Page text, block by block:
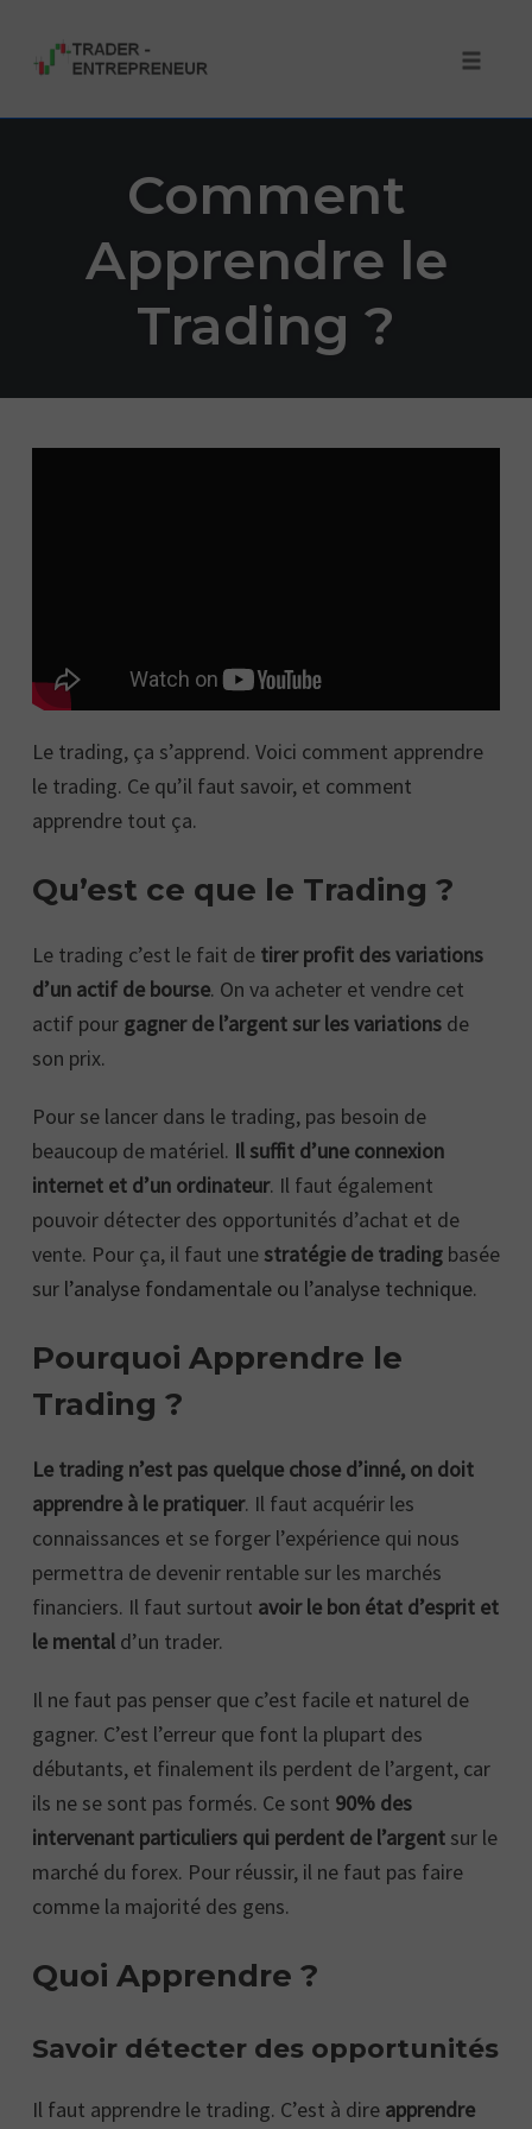
Comment
Apprendre le
Trading ?
Le trading, ça s’apprend. Voici comment apprendre
le trading. Ce qu’il faut savoir, et comment
apprendre tout ça.
Qu’est ce que le Trading ?
Le trading c’est le fait de tirer profit des variations
d’un actif de bourse. On va acheter et vendre cet
actif pour gagner de l’argent sur les variations de
son prix.
Pour se lancer dans le trading, pas besoin de
beaucoup de matériel. Il suffit d’une connexion
internet et d’un ordinateur. Il faut également
pouvoir détecter des opportunités d’achat et de
vente. Pour ça, il faut une stratégie de trading basée
sur l’analyse fondamentale ou l’analyse technique.
Pourquoi Apprendre le
Trading ?
Le trading n’est pas quelque chose d’inné, on doit
apprendre à le pratiquer. Il faut acquérir les
connaissances et se forger l’expérience qui nous
permettra de devenir rentable sur les marchés
financiers. Il faut surtout avoir le bon état d’esprit et
le mental d’un trader.
Il ne faut pas penser que c’est facile et naturel de
gagner. C’est l’erreur que font la plupart des
débutants, et finalement ils perdent de l’argent, car
ils ne se sont pas formés. Ce sont 90% des
intervenant particuliers qui perdent de l’argent sur le
marché du forex. Pour réussir, il ne faut pas faire
comme la majorité des gens.
Quoi Apprendre ?
Savoir détecter des opportunités
Il faut apprendre le trading. C’est à dire apprendre